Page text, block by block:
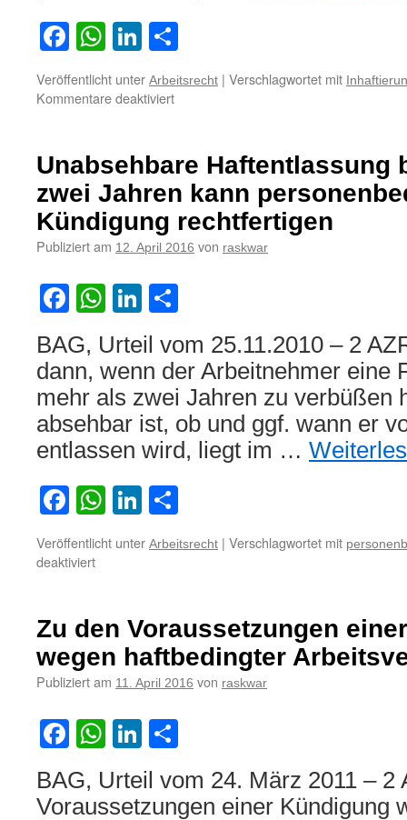
Facebook
WhatsApp
LinkedIn
Veröffentlicht unter Arbeitsrecht | Verschlagwortet mit
Kommentare deaktiviertfür
keine
personenbedingte
fristlose
Kündigung
Unabsehbare Haftentlassung
zwei Jahren kann
Kündigung rechtfertigen
Publiziert am 12. April 2016 von raskwar
Facebook
WhatsApp
LinkedIn
BAG, Urteil vom 25.11.2010 – 2
dann, wenn der Arbeitnehmer eine
mehr als zwei Jahren zu verbüßen
absehbar ist, ob und ggf. wann er
entlassen wird, liegt im …
Facebook
WhatsApp
LinkedIn
Veröffentlicht unter Arbeitsrecht | Verschlagwortet mit
deaktiviertfür
Haftzeit
von
zwei
Jahren
personenbedingte
Kündigung
Zu den Voraussetzungen
wegen haftbedingter
Publiziert am 11. April 2016 von raskwar
Facebook
WhatsApp
LinkedIn
BAG, Urteil vom 24. März 2011 – 2
Voraussetzungen einer Kündigung